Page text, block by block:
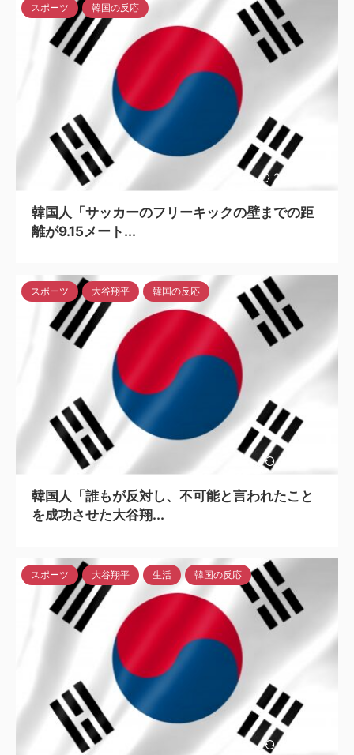
2023/6/17
スポーツ 韓国の反応
韓国人「サッカーのフリーキックの壁までの距
離が9.15メート...
2024/5/6
スポーツ 大谷翔平 韓国の反応
韓国人「誰もが反対し、不可能と言われたこと
を成功させた大谷翔...
2024/5/6
スポーツ 大谷翔平 生活 韓国の反応